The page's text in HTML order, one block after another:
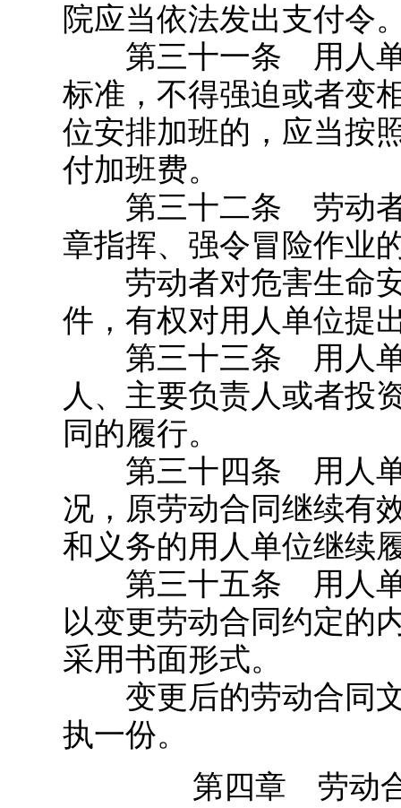
院应当依法发出支付令
第三十一条 用人单
标准，不得强迫或者变
位安排加班的，应当按
付加班费。
第三十二条 劳动者
章指挥、强令冒险作业
劳动者对危害生命安
件，有权对用人单位提
第三十三条 用人单
人、主要负责人或者投
同的履行。
第三十四条 用人单
况，原劳动合同继续有
和义务的用人单位继续
第三十五条 用人单
以变更劳动合同约定的
采用书面形式。
变更后的劳动合同文
执一份。
第四章 劳动